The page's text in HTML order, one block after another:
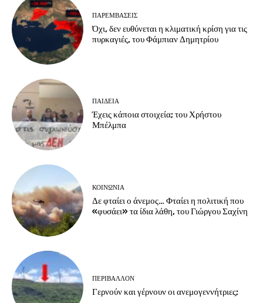
ΠΑΡΕΜΒΑΣΕΙΣ
Όχι, δεν ευθύνεται η κλιματική κρίση για τις
πυρκαγιές, του Φάμπιαν Δημητρίου
ΠΑΙΔΕΙΑ
Έχεις κάποια στοιχεία; του Χρήστου
Μπέλμπα
ΚΟΙΝΩΝΙΑ
Δε φταίει ο άνεμος… Φταίει η πολιτική που
«φυσάει» τα ίδια λάθη, του Γιώργου Σαχίνη
ΠΕΡΙΒΆΛΛΟΝ
Γερνούν και γέρνουν οι ανεμογεννήτριες;